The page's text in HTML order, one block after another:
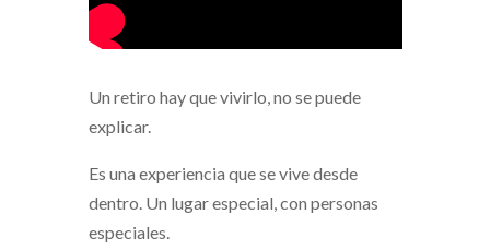
Un retiro hay que vivirlo, no se puede
explicar.
Es una experiencia que se vive desde
dentro. Un lugar especial, con personas
especiales.